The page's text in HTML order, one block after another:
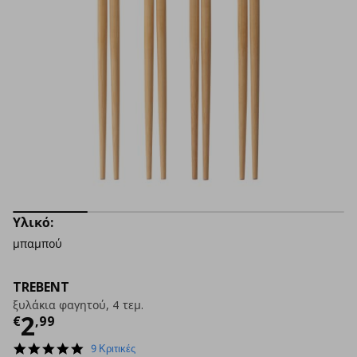
TREBENT
ξυλάκια φαγητού, 4 τεμ.
€2,99
Τρέχουσα τιμή
4.8
9 Κριτικές
Υλικό:
μπαμπού